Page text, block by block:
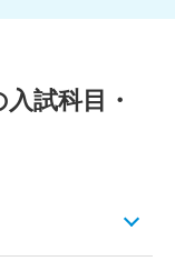
試科目・